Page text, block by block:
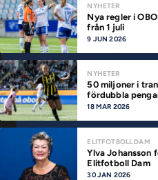
NYHETER
Nya regler i
från 1 juli
9 JUN 2026
NYHETER
50 miljoner i
fördubbla
18 MAR 2026
ELITFOTBOLL DAM
Ylva Johansson
Elitfotboll Dam
30 JAN 2026